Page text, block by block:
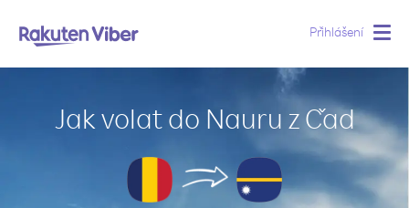
Přihlášení
Jak volat do Nauru z Čad